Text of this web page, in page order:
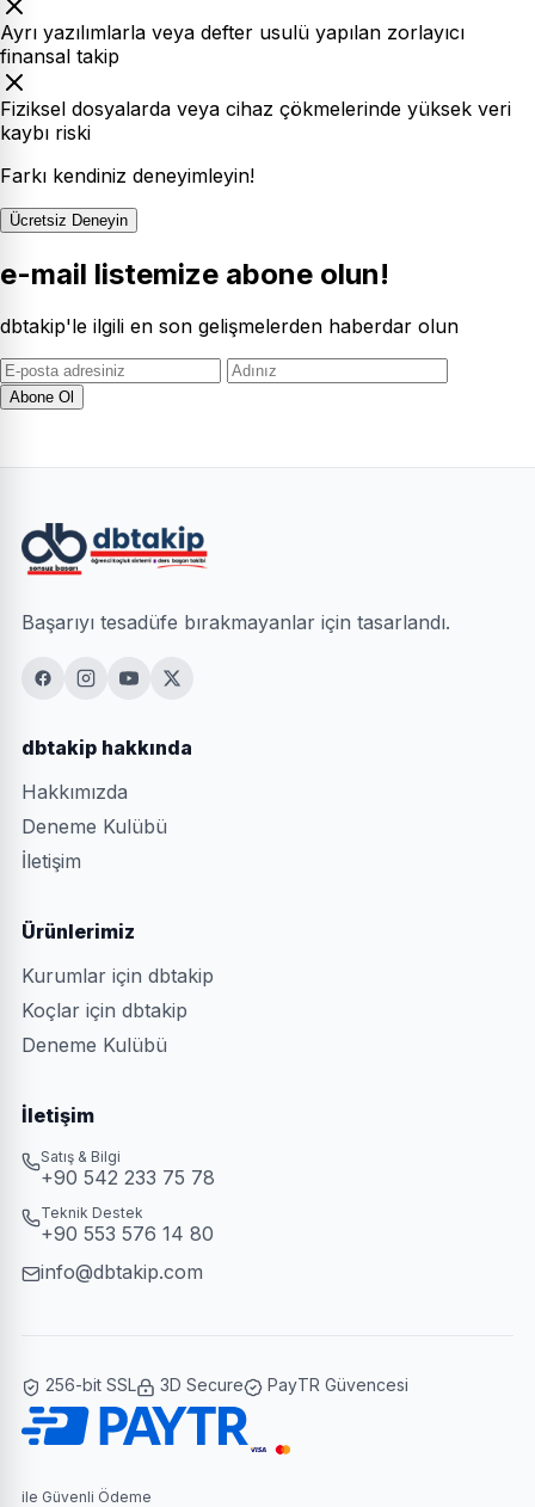
Ayrı yazılımlarla veya defter usulü yapılan zorlayıcı
finansal takip
Fiziksel dosyalarda veya cihaz çökmelerinde yüksek veri
kaybı riski
Farkı kendiniz deneyimleyin!
Ücretsiz Deneyin
e-mail listemize abone olun!
dbtakip'le ilgili en son gelişmelerden haberdar olun
Abone Ol
Başarıyı tesadüfe bırakmayanlar için tasarlandı.
dbtakip hakkında
Hakkımızda
Deneme Kulübü
İletişim
Ürünlerimiz
Kurumlar için dbtakip
Koçlar için dbtakip
Deneme Kulübü
İletişim
Satış & Bilgi
+90 542 233 75 78
Teknik Destek
+90 553 576 14 80
info@dbtakip.com
256-bit SSL 3D Secure PayTR Güvencesi
ile Güvenli Ödeme